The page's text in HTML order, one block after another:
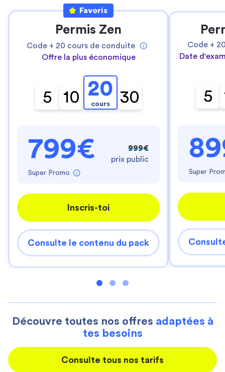
Favoris
Permis Zen
Code + 20 cours de conduite
Offre la plus économique
5 10 20
cours 30
799€
Super Promo
999€
prix public
Inscris-toi
Consulte le contenu du pack
Code +
Date
5
Super
Découvre toutes nos offres adaptées à
tes besoins
Consulte tous nos tarifs